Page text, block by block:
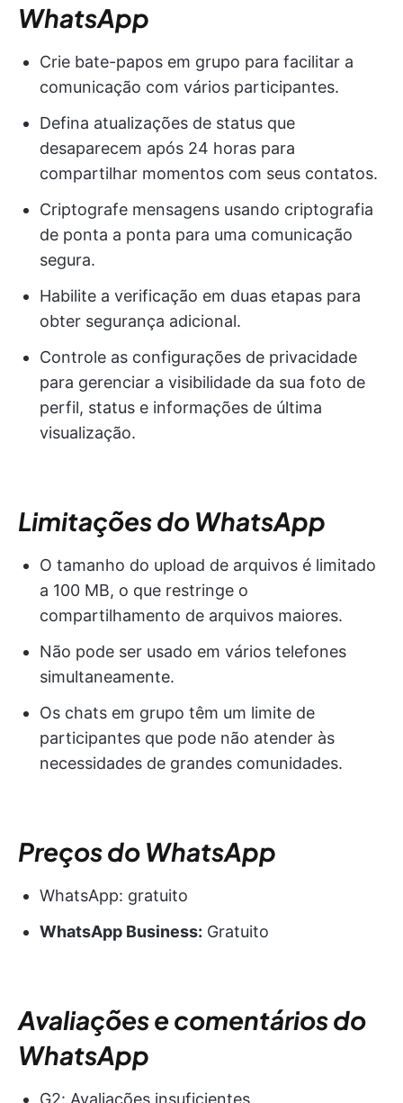
WhatsApp
Crie bate-papos em grupo para facilitar a
comunicação com vários participantes.
Defina atualizações de status que
desaparecem após 24 horas para
compartilhar momentos com seus contatos.
Criptografe mensagens usando criptografia
de ponta a ponta para uma comunicação
segura.
Habilite a verificação em duas etapas para
obter segurança adicional.
Controle as configurações de privacidade
para gerenciar a visibilidade da sua foto de
perfil, status e informações de última
visualização.
Limitações do WhatsApp
O tamanho do upload de arquivos é limitado
a 100 MB, o que restringe o
compartilhamento de arquivos maiores.
Não pode ser usado em vários telefones
simultaneamente.
Os chats em grupo têm um limite de
participantes que pode não atender às
necessidades de grandes comunidades.
Preços do WhatsApp
WhatsApp: gratuito
WhatsApp Business: Gratuito
Avaliações e comentários do
WhatsApp
G2: Avaliações insuficientes